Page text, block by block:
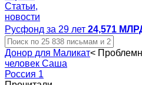
Статьи,
новости
Русфонд за 29 лет 24,571
Донор для Маликат<
человек Саша
Россия 1